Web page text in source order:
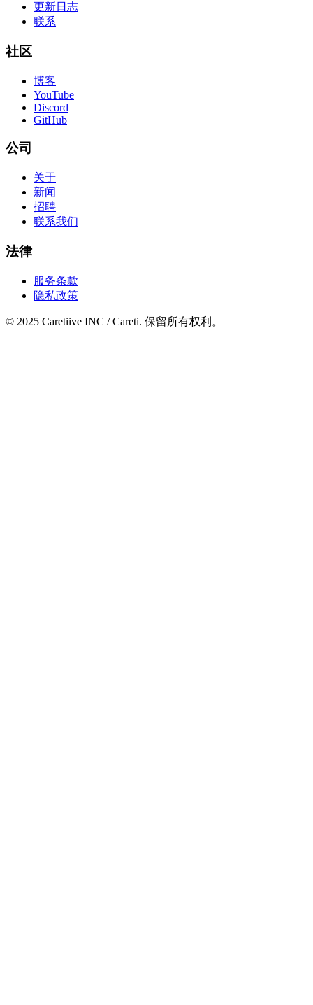
更新日志
联系
社区
博客
YouTube
Discord
GitHub
公司
关于
新闻
招聘
联系我们
法律
服务条款
隐私政策
© 2025 Caretiive INC / Careti. 保留所有权利。